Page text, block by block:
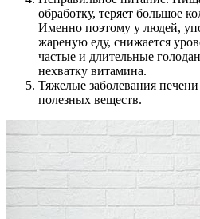
обработку, теряет большое
Именно поэтому у людей,
жареную еду, снижается
частые и длительные
нехватку витамина.
Тяжелые заболевания
полезных веществ.